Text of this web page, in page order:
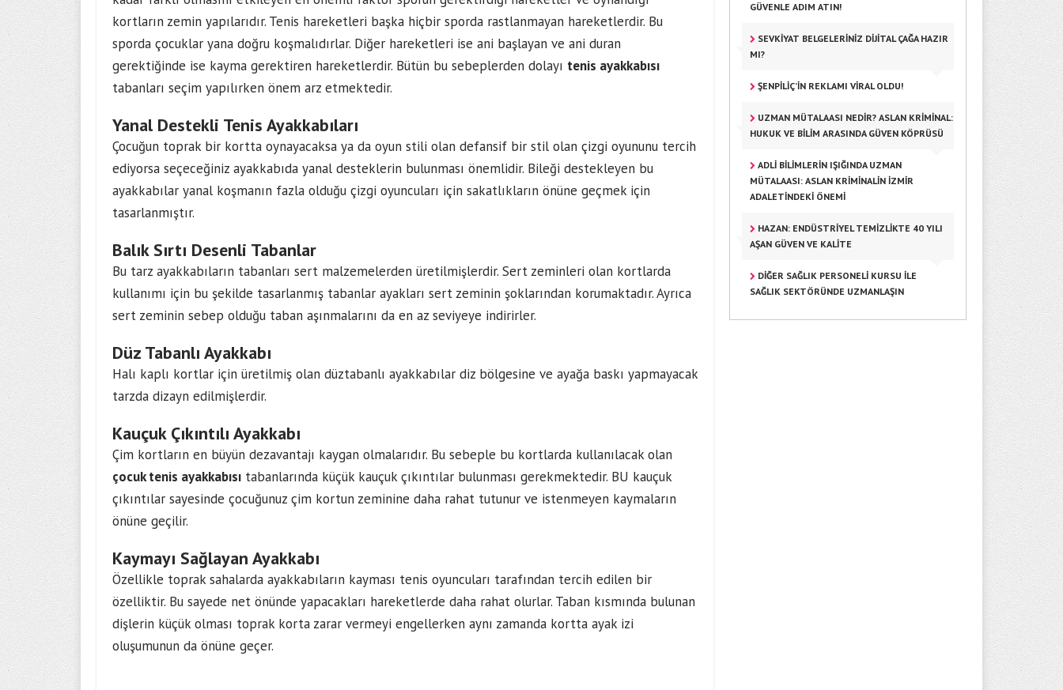
kortların zemin yapılarıdır. Tenis hareketleri başka hiçbir sporda rastlanmayan hareketlerdir. Bu
sporda çocuklar yana doğru koşmalıdırlar. Diğer hareketleri ise ani başlayan ve ani duran
gerektiğinde ise kayma gerektiren hareketlerdir. Bütün bu sebeplerden dolayı tenis ayakkabısı
tabanları seçim yapılırken önem arz etmektedir.
Yanal Destekli Tenis Ayakkabıları
Çocuğun toprak bir kortta oynayacaksa ya da oyun stili olan defansif bir stil olan çizgi oyununu tercih
ediyorsa seçeceğiniz ayakkabıda yanal desteklerin bulunması önemlidir. Bileği destekleyen bu
ayakkabılar yanal koşmanın fazla olduğu çizgi oyuncuları için sakatlıkların önüne geçmek için
tasarlanmıştır.
Balık Sırtı Desenli Tabanlar
Bu tarz ayakkabıların tabanları sert malzemelerden üretilmişlerdir. Sert zeminleri olan kortlarda
kullanımı için bu şekilde tasarlanmış tabanlar ayakları sert zeminin şoklarından korumaktadır. Ayrıca
sert zeminin sebep olduğu taban aşınmalarını da en az seviyeye indirirler.
Düz Tabanlı Ayakkabı
Halı kaplı kortlar için üretilmiş olan düztabanlı ayakkabılar diz bölgesine ve ayağa baskı yapmayacak
tarzda dizayn edilmişlerdir.
Kauçuk Çıkıntılı Ayakkabı
Çim kortların en büyün dezavantajı kaygan olmalarıdır. Bu sebeple bu kortlarda kullanılacak olan
çocuk tenis ayakkabısı tabanlarında küçük kauçuk çıkıntılar bulunması gerekmektedir. BU kauçuk
çıkıntılar sayesinde çocuğunuz çim kortun zeminine daha rahat tutunur ve istenmeyen kaymaların
önüne geçilir.
Kaymayı Sağlayan Ayakkabı
Özellikle toprak sahalarda ayakkabıların kayması tenis oyuncuları tarafından tercih edilen bir
özelliktir. Bu sayede net önünde yapacakları hareketlerde daha rahat olurlar. Taban kısmında bulunan
dişlerin küçük olması toprak korta zarar vermeyi engellerken aynı zamanda kortta ayak izi
oluşumunun da önüne geçer.
GÜVENLE ADIM ATIN!
SEVKIYAT BELGELERINIZ DIJITAL ÇAĞA HAZIR
MI?
ŞENPILIÇ’IN REKLAMI VIRAL OLDU!
UZMAN MÜTALAASI NEDIR? ASLAN KRIMINAL:
HUKUK VE BILIM ARASINDA GÜVEN KÖPRÜSÜ
ADLI BILIMLERIN IŞIĞINDA UZMAN
MÜTALAASI: ASLAN KRIMINALIN İZMIR
ADALETINDEKI ÖNEMI
HAZAN: ENDÜSTRIYEL TEMIZLIKTE 40 YILI
AŞAN GÜVEN VE KALITE
DIĞER SAĞLIK PERSONELI KURSU ILE
SAĞLIK SEKTÖRÜNDE UZMANLAŞIN